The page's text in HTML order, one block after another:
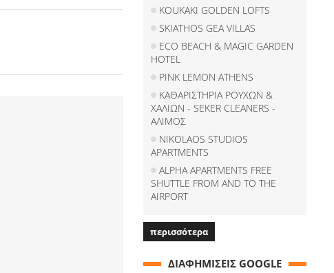
KOUKAKI GOLDEN LOFTS
SKIATHOS GEA VILLAS
ECO BEACH & MAGIC GARDEN
HOTEL
PINK LEMON ATHENS
ΚΑΘΑΡΙΣΤΗΡΙΑ ΡΟΥΧΩΝ &
ΧΑΛΙΩΝ - SEKER CLEANERS -
ΑΛΙΜΟΣ
NIKOLAOS STUDIOS
APARTMENTS
ALPHA APARTMENTS FREE
SHUTTLE FROM AND TO THE
AIRPORT
περισσότερα
ΔΙΑΦΗΜΙΣΕΙΣ GOOGLE